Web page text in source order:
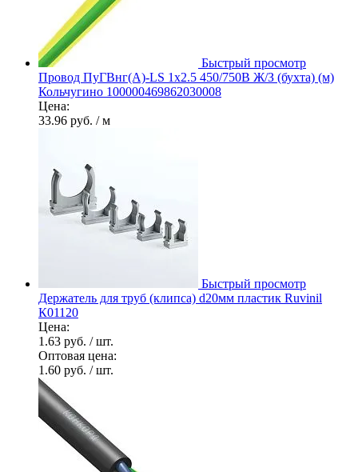
Быстрый просмотр
Провод ПуГВнг(А)-LS 1х2.5 450/750В Ж/З (бухта) (м)
Кольчугино 100000469862030008
Цена:
33.96 руб. / м
Быстрый просмотр
Держатель для труб (клипса) d20мм пластик Ruvinil
К01120
Цена:
1.63 руб. / шт.
Оптовая цена:
1.60 руб. / шт.